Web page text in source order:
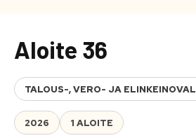
Aloite 36
TALOUS-, VERO- JA
2026 1 ALOITE